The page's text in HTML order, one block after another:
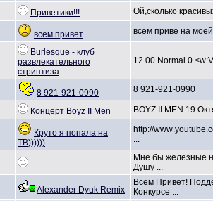
Приветики!!! Ой,сколько
всем привет всем приве на
Burlesque - клуб
развлекательного
стриптиза
12.00 Normal 0
8 921-921-0990 8 921-921-0990
Концерт Boyz II Men BOYZ II MEN 19
Круто я попала на
ТВ))))))
http://www.youtube.c
...
Мне бы железные
Душу ...
Alexander Dyuk Remix
Всем Привет!
Конкурсе ...